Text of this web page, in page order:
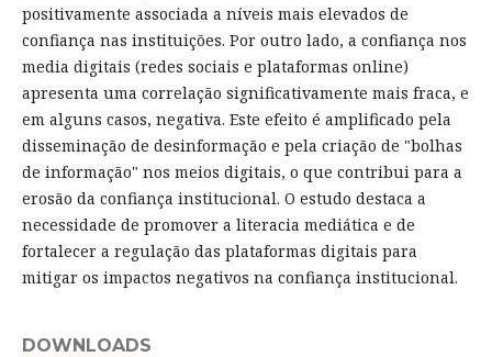
positivamente associada a níveis mais elevados de
confiança nas instituições. Por outro lado, a confiança nos
media digitais (redes sociais e plataformas online)
apresenta uma correlação significativamente mais fraca, e
em alguns casos, negativa. Este efeito é amplificado pela
disseminação de desinformação e pela criação de "bolhas
de informação" nos meios digitais, o que contribui para a
erosão da confiança institucional. O estudo destaca a
necessidade de promover a literacia mediática e de
fortalecer a regulação das plataformas digitais para
mitigar os impactos negativos na confiança institucional.
DOWNLOADS